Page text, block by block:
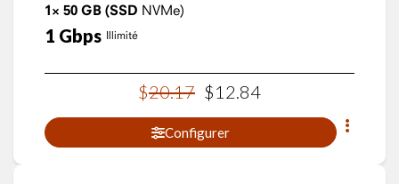
1× 50 GB (SSD NVMe)
1 Gbps Illimité
$20.17 $12.84
Configurer